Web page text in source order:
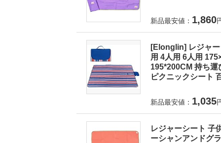
新品最安値： 1,860
[Elonglin] レジャ
用 4人用 6人用
195*200CM 持ち運
ピクニックシート
新品最安値： 1,035
レジャーシート 子
ーシャンアンドグ